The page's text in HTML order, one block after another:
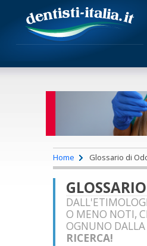
Home Glossario di
O MENO NOTI,
OGNUNO DALLA
RICERCA!